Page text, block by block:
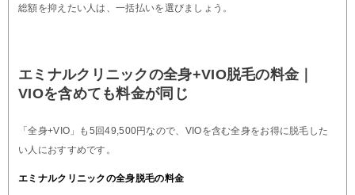
総額を抑えたい人は、一括払いを選びましょう。
エミナルクリニックの全身+VIO脱毛の料金｜
VIOを含めても料金が同じ
「全身+VIO」も5回49,500円なので、VIOを含む全身をお得に脱毛した
い人におすすめです。
エミナルクリニックの全身脱毛の料金